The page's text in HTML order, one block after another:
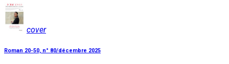
cover
Roman 20-50, n° 80/décembre 2025